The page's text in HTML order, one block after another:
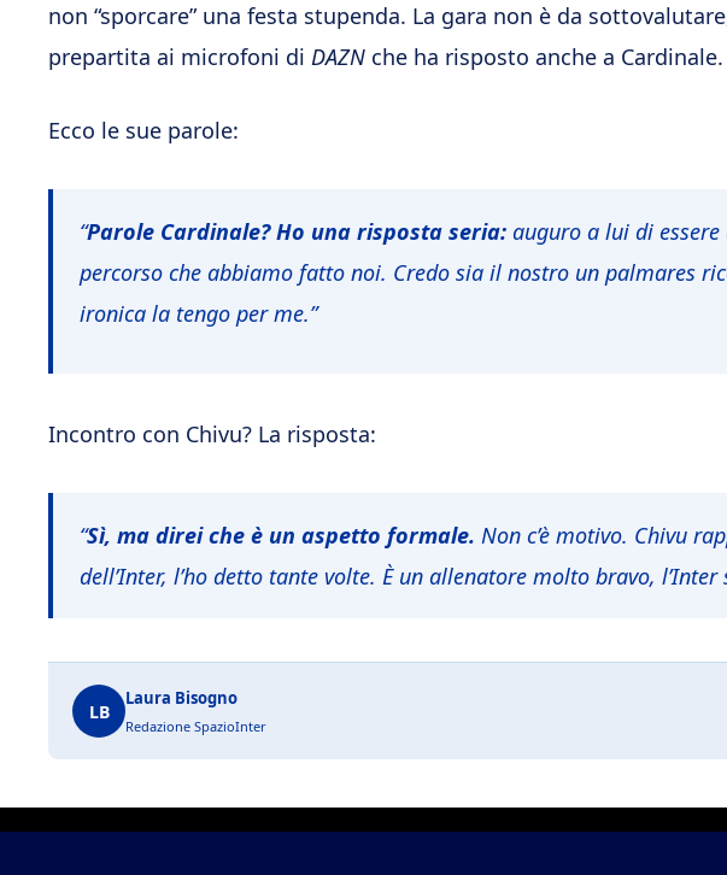
non “sporcare” una festa stupenda. La gara non è da
prepartita ai microfoni di DAZN che ha risposto anche a Cardinale.
Ecco le sue parole:
“Parole Cardinale? Ho una risposta seria: auguro a lui di
percorso che abbiamo fatto noi. Credo sia il nostro un palmares
ironica la tengo per me.”
Incontro con Chivu? La risposta:
“Sì, ma direi che è un aspetto formale. Non c’è motivo. Chivu
dell’Inter, l’ho detto tante volte. È un allenatore molto bravo, l’Inter
LB
Laura Bisogno
Redazione SpazioInter